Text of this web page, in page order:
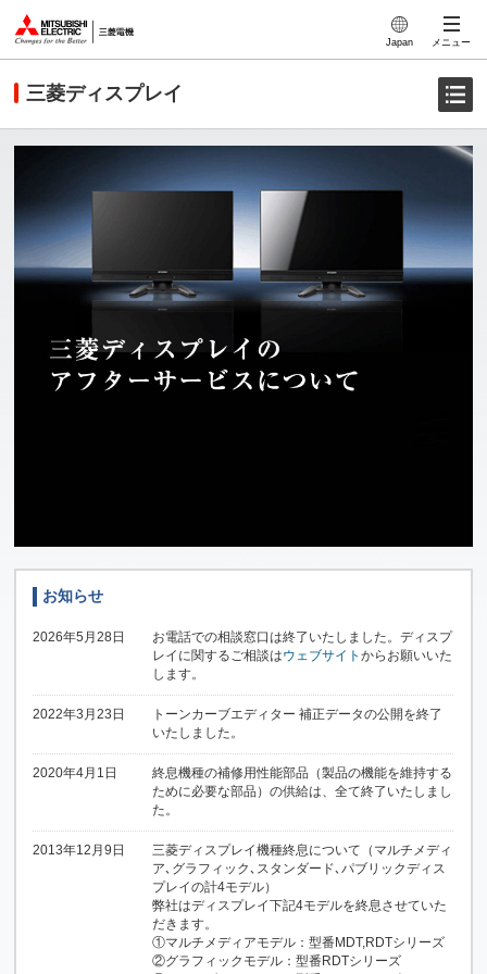
Japan メニュー
三菱ディスプレイ
お知らせ
2026年5月28日
お電話での相談窓口は終了いたしました。ディスプ
レイに関するご相談はウェブサイト からお願いいた
します。
2022年3月23日
トーンカーブエディター 補正データの公開を終了
いたしました。
2020年4月1日
終息機種の補修用性能部品（製品の機能を維持する
ために必要な部品）の供給は、全て終了いたしまし
た。
2013年12月9日
三菱ディスプレイ機種終息について（マルチメディ
ア､グラフィック､スタンダード､パブリックディス
プレイの計4モデル）
弊社はディスプレイ下記4モデルを終息させていた
だきます。
①マルチメディアモデル：型番MDT,RDTシリーズ
②グラフィックモデル：型番RDTシリーズ